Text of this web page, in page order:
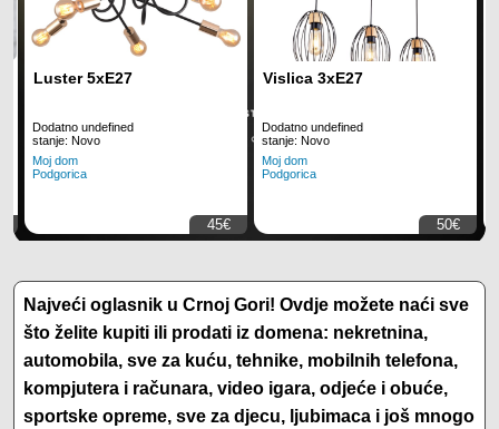
Luster 5xE27
Dodatno undefined
stanje: Novo
Moj dom
Podgorica
45€
Vislica 3xE27
Dodatno undefined
stanje: Novo
Moj dom
Podgorica
50€
Najveći oglasnik u Crnoj Gori! Ovdje možete naći sve
što želite kupiti ili prodati iz domena: nekretnina,
automobila, sve za kuću, tehnike, mobilnih telefona,
kompjutera i računara, video igara, odjeće i obuće,
sportske opreme, sve za djecu, ljubimaca i još mnogo